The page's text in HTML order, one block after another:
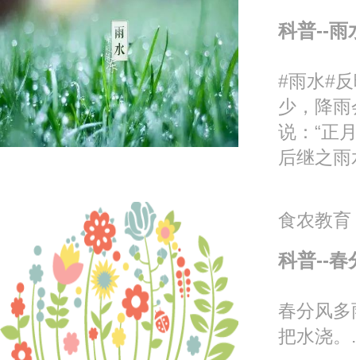
科普--雨
#雨水#
少，降
说：“正
后继之
食农教育
科普--春
春分风
把水浇。